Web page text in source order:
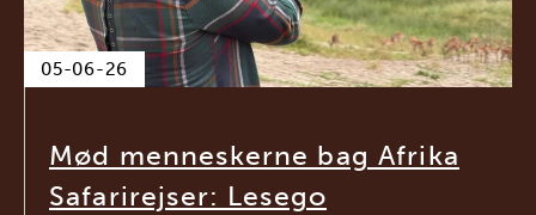
05-06-26
Mød menneskerne bag Afrika
Safarirejser: Lesego